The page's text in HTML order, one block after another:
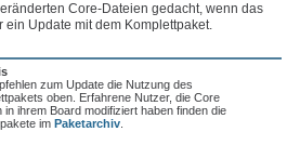
Core-Dateien gedacht, wenn das
ein Update mit dem Komplettpaket.
zum Update die Nutzung des
oben. Erfahrene Nutzer, die Core
in ihrem Board modifiziert haben finden die
imPaketarchiv